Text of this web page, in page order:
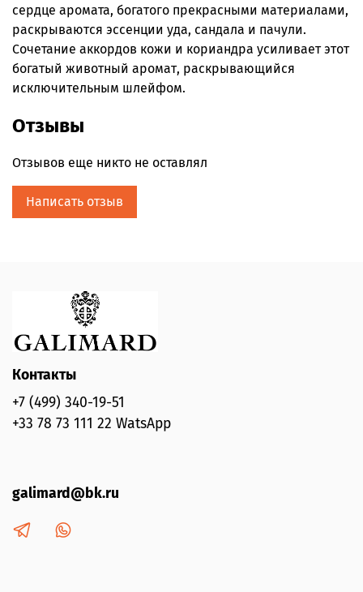
сердце аромата, богатого прекрасными материалами,
раскрываются эссенции уда, сандала и пачули.
Сочетание аккордов кожи и кориандра усиливает этот
богатый животный аромат, раскрывающийся
исключительным шлейфом.
Отзывы
Отзывов еще никто не оставлял
Написать отзыв
Контакты
+7 (499) 340-19-51
+33 78 73 111 22 WatsApp
galimard@bk.ru